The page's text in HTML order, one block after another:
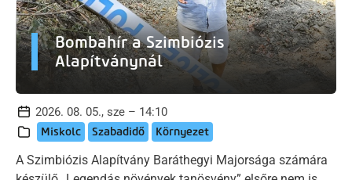
Bombahír a Szimbiózis
Alapítványnál
2026. 08. 05., sze – 14:10
Miskolc Szabadidő Környezet
A Szimbiózis Alapítvány Baráthegyi Majorsága számára